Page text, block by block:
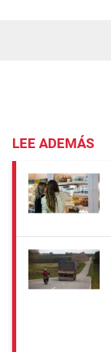
LEE ADEMÁS